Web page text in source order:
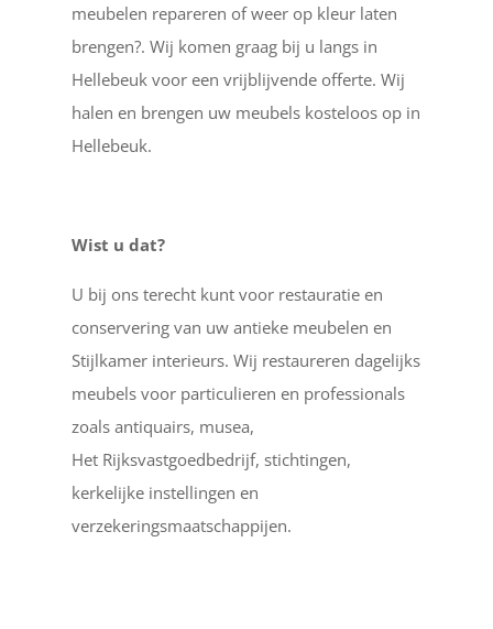
meubelen repareren of weer op kleur laten
brengen?. Wij komen graag bij u langs in
Hellebeuk voor een vrijblijvende offerte. Wij
halen en brengen uw meubels kosteloos op in
Hellebeuk.
Wist u dat?
U bij ons terecht kunt voor restauratie en
conservering van uw antieke meubelen en
Stijlkamer interieurs. Wij restaureren dagelijks
meubels voor particulieren en professionals
zoals antiquairs, musea,
Het Rijksvastgoedbedrijf, stichtingen,
kerkelijke instellingen en
verzekeringsmaatschappijen.